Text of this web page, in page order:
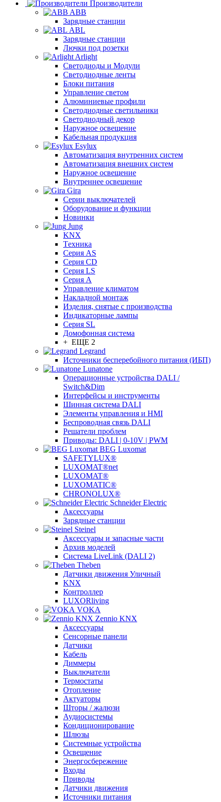
Производители
ABB
Зарядные станции
ABL
Зарядные станции
Лючки под розетки
Arlight
Светодиоды и Модули
Светодиодные ленты
Блоки питания
Управление светом
Алюминиевые профили
Светодиодные светильники
Светодиодный декор
Наружное освещение
Кабельная продукция
Esylux
Автоматизация внутренних систем
Автоматизация внешних систем
Наружное освещение
Внутреннее освещение
Gira
Серии выключателей
Оборудование и функции
Новинки
Jung
KNX
Tехника
Серия AS
Серия CD
Серия LS
Серия A
Управление климатом
Накладной монтаж
Изделия, снятые с производства
Индикаторные лампы
Серия SL
Домофонная система
+ ЕЩЕ 2
Legrand
Источники бесперебойного питания (ИБП)
Lunatone
Операционные устройства DALI /
Switch&Dim
Интерфейсы и инструменты
Шинная система DALI
Элементы управления и HMI
Беспроводная связь DALI
Решатели проблем
Приводы: DALI | 0-10V | PWM
BEG Luxomat
SAFETYLUX®
LUXOMAT®net
LUXOMAT®
LUXOMATIC®
CHRONOLUX®
Schneider Electric
Аксессуары
Зарядные станции
Steinel
Аксессуары и запасные части
Архив моделей
Система LiveLink (DALI 2)
Theben
Датчики движения Уличный
KNX
Контроллер
LUXORliving
VOKA
Zennio KNX
Аксессуары
Сенсорные панели
Датчики
Кабель
Диммеры
Выключатели
Термостаты
Отопление
Актуаторы
Шторы / жалюзи
Аудиосистемы
Кондиционирование
Шлюзы
Системные устройства
Освещение
Энергосбережение
Входы
Приводы
Датчики движения
Источники питания